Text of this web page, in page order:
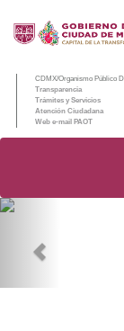
CDMX/Organismo Público
Transparencia
Trámites y Servicios
Atención Ciudadana
Web e-mail PAOT